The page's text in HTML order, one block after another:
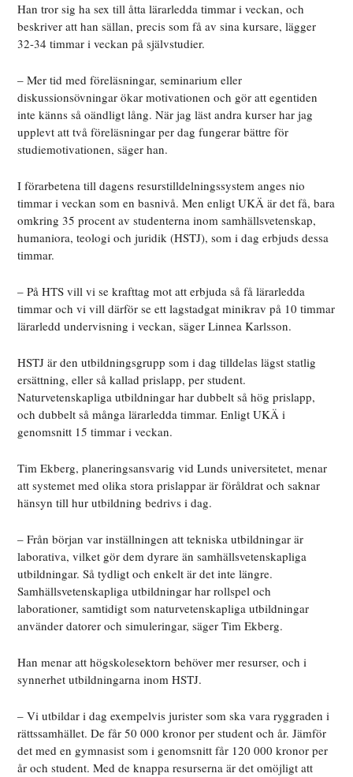
Han tror sig ha sex till åtta lärarledda timmar i veckan, och
beskriver att han sällan, precis som få av sina kursare, lägger
32-34 timmar i veckan på självstudier.
– Mer tid med föreläsningar, seminarium eller
diskussionsövningar ökar motivationen och gör att egentiden
inte känns så oändligt lång. När jag läst andra kurser har jag
upplevt att två föreläsningar per dag fungerar bättre för
studiemotivationen, säger han.
I förarbetena till dagens resurstilldelningssystem anges nio
timmar i veckan som en basnivå. Men enligt UKÄ är det få, bara
omkring 35 procent av studenterna inom samhällsvetenskap,
humaniora, teologi och juridik (HSTJ), som i dag erbjuds dessa
timmar.
– På HTS vill vi se krafttag mot att erbjuda så få lärarledda
timmar och vi vill därför se ett lagstadgat minikrav på 10 timmar
lärarledd undervisning i veckan, säger Linnea Karlsson.
HSTJ är den utbildningsgrupp som i dag tilldelas lägst statlig
ersättning, eller så kallad prislapp, per student.
Naturvetenskapliga utbildningar har dubbelt så hög prislapp,
och dubbelt så många lärarledda timmar. Enligt UKÄ i
genomsnitt 15 timmar i veckan.
Tim Ekberg, planeringsansvarig vid Lunds universitetet, menar
att systemet med olika stora prislappar är föråldrat och saknar
hänsyn till hur utbildning bedrivs i dag.
– Från början var inställningen att tekniska utbildningar är
laborativa, vilket gör dem dyrare än samhällsvetenskapliga
utbildningar. Så tydligt och enkelt är det inte längre.
Samhällsvetenskapliga utbildningar har rollspel och
laborationer, samtidigt som naturvetenskapliga utbildningar
använder datorer och simuleringar, säger Tim Ekberg.
Han menar att högskolesektorn behöver mer resurser, och i
synnerhet utbildningarna inom HSTJ.
– Vi utbildar i dag exempelvis jurister som ska vara ryggraden i
rättssamhället. De får 50 000 kronor per student och år. Jämför
det med en gymnasist som i genomsnitt får 120 000 kronor per
år och student. Med de knappa resurserna är det omöjligt att